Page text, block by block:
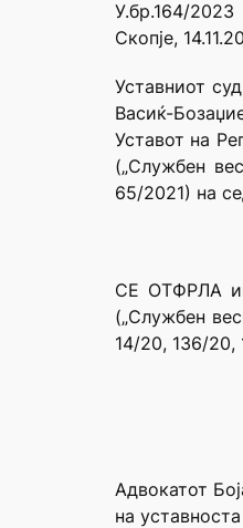
У.бр.164/2023
Скопје,
Уставниот
Васиќ-
Уставот на
(„Службен
65/2021) на
СЕ ОТФРЛА
(„Службен
14/20, 136/20,
Адвокатот
на